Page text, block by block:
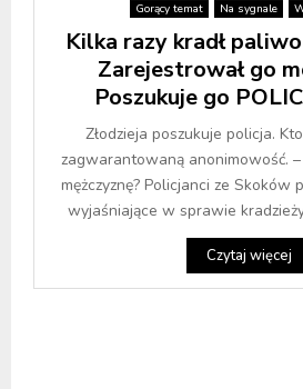
Gorący temat Na sygnale
Kilka razy kradł
Zarejestrował go
Poszukuje go
Złodzieja poszukuje policja.
zagwarantowaną anonimowość.
mężczyznę? Policjanci ze Skoków
wyjaśniające w sprawie
Czytaj więcej